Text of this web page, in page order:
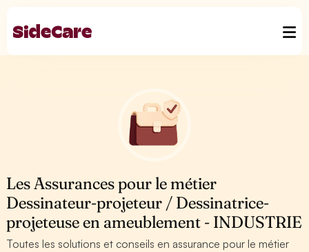
Les Assurances pour le métier
Dessinateur-projeteur / Dessinatrice-
projeteuse en ameublement - INDUSTRIE
Toutes les solutions et conseils en assurance pour le métier